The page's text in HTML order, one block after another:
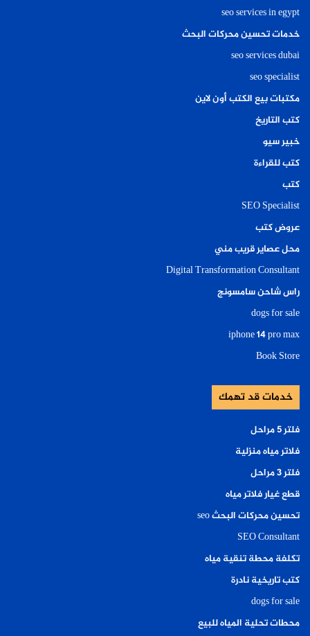
seo services in egypt
خدمات تحسين محركات البحث
seo services dubai
seo specialist
مكتبات بيع الكتب أون لاين
كتب التاريخ
خبير سيو
كتب للقراءة
كتب
SEO Specialist
عروض كتب
محل عصاير قريب مني
Digital Transformation Consultant
راس شاحن سامسونج
dogs for sale
iphone 14 pro max
Book Store
خدمات قد تهمك
فلتر ٥ مراحل
فلاتر مياه منزلية
فلتر ٣ مراحل
قطع غيار فلاتر مياه
تحسين محركات البحث seo
SEO Consultant
تكلفة محطة تنقية مياه
كتب تاريخية نادرة
dogs for sale
محطات تحلية المياه للبيع